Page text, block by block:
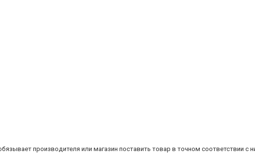
производителя или магазин поставить товар в точном соответствии с